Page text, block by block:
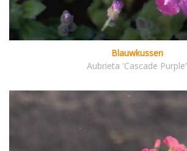
Blauwkussen
Aubrieta 'Cascade Purple'